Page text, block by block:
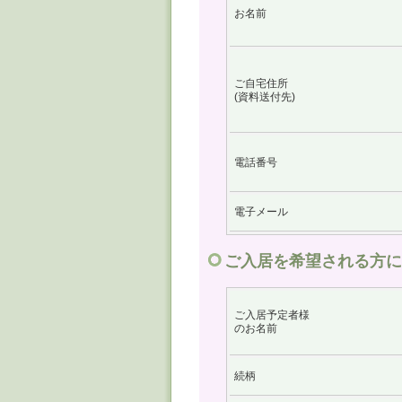
お名前
ご自宅住所
(資料送付先)
電話番号
電子メール
ご入居を希望される方
ご入居予定者様
のお名前
続柄